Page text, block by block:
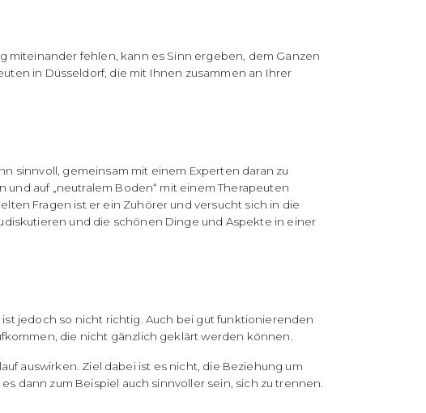
miteinander fehlen, kann es Sinn ergeben, dem Ganzen
in Düsseldorf, die mit Ihnen zusammen an Ihrer
sinnvoll, gemeinsam mit einem Experten daran zu
auf „neutralem Boden“ mit einem Therapeuten
Fragen ist er ein Zuhörer und versucht sich in die
und die schönen Dinge und Aspekte in einer
jedoch so nicht richtig. Auch bei gut funktionierenden
die nicht gänzlich geklärt werden können.
auswirken. Ziel dabei ist es nicht, die Beziehung um
dann zum Beispiel auch sinnvoller sein, sich zu trennen.